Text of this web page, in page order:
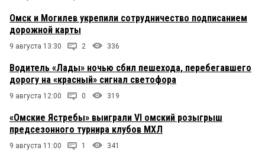
Омск и Могилев укрепили сотрудничество подписанием
дорожной карты
9 августа 13:30 2 336
Водитель «Лады» ночью сбил пешехода, перебегавшего
дорогу на «красный» сигнал светофора
9 августа 12:00 0 319
«Омские Ястребы» выиграли VI омский розыгрыш
предсезонного турнира клубов МХЛ
9 августа 11:00 1 341